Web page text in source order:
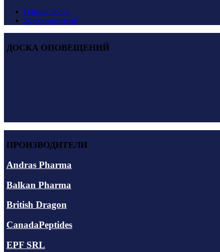
Гормон роста
Жиросжигатели
ДОСКА ОПОВЕЩЕНИЙ
ПРОИЗВОДИТЕЛИ
Andras Pharma
Balkan Pharma
British Dragon
CanadaPeptides
EPF SRL